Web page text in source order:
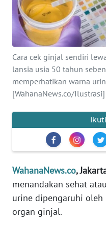
Cara cek ginjal sendiri
lansia usia 50 tahun
memperhatikan warna
[WahanaNews.co/Ilustrasi]
WahanaNews.co,
menandakan sehat
urine dipengaruhi oleh
organ ginjal.
KESEHATAN
INTERNASIONAL
SERBA-SERBI
PENDIDIKAN
EDITORIAL
Informasi